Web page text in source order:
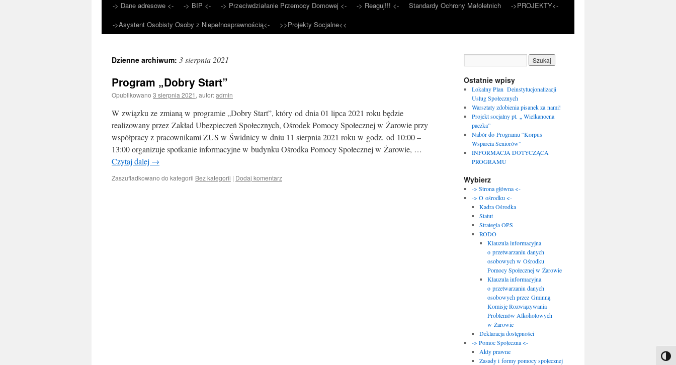
treści
-> Dane adresowe <-
-> BIP <- -> Przeciwdziałanie Przemocy Domowej <- -> Reaguj!!! <- Standardy Ochrony Małoletnich
->PROJEKTY<-
->Asystent Osobisty Osoby z Niepełnosprawnością<-
>>Projekty Socjalne<<
Dzienne archiwum: 3 sierpnia 2021
Program „Dobry Start”
Opublikowano 3 sierpnia 2021 , autor:admin
W związku ze zmianą w programie „Dobry Start”, który od dnia 01 lipca 2021 roku będzie
realizowany przez Zakład Ubezpieczeń Społecznych, Ośrodek Pomocy Społecznej w Żarowie przy
współpracy z pracownikami ZUS w Świdnicy w dniu 11 sierpnia 2021 roku w godz. od 10:00 –
13:00 organizuje spotkanie informacyjne w budynku Ośrodka Pomocy Społecznej w Żarowie, …
Czytaj dalej →
Zaszufladkowano do kategorii Bez kategorii | Dodaj komentarz
Ostatnie wpisy
Lokalny Plan Deinstytucjonalizacji
Usług Społecznych
Warsztaty zdobienia pisanek za nami!
Projekt socjalny pt. „ Wielkanocna
paczka”
Nabór do Programu “Korpus
Wsparcia Seniorów”
INFORMACJA DOTYCZĄCA
PROGRAMU
Wybierz
-> Strona główna <-
-> O ośrodku <-
Kadra Ośrodka
Statut
Strategia OPS
RODO
Klauzula informacyjna
o przetwarzaniu danych
osobowych w Ośrodku
Pomocy Społecznej w Żarowie
Klauzula informacyjna
o przetwarzaniu danych
osobowych przez Gminną
Komisję Rozwiązywania
Problemów Alkoholowych
w Żarowie
Deklaracja dostępności
-> Pomoc Społeczna <-
Akty prawne
Zasady i formy pomocy społecznej